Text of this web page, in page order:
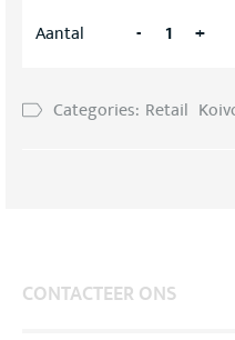
Aantal - +
Categories: Retail
CONTACTEER ONS